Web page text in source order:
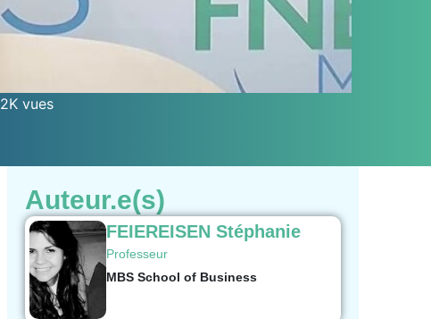
2K vues
Auteur.e(s)
FEIEREISEN Stéphanie
Professeur
MBS School of Business